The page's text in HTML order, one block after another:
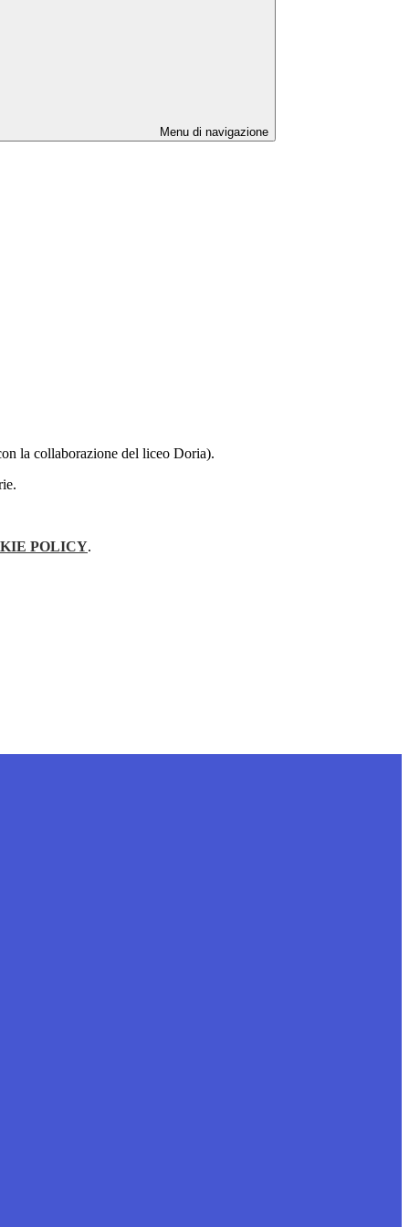
Menu di navigazione
la collaborazione del liceo Doria).
POLICY.